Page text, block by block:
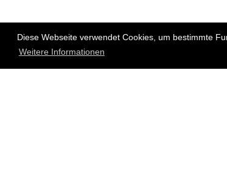
Diese Webseite verwendet Cookies, um bestimmte
Weitere Informationen